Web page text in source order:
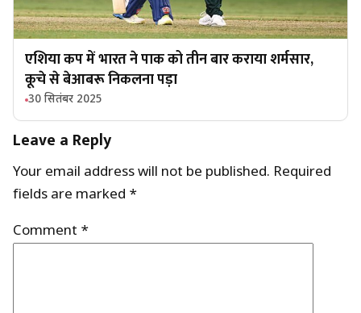
एशिया कप में भारत ने पाक को तीन बार कराया शर्मसार,
कूचे से बेआबरू निकलना पड़ा
30 सितंबर 2025
Leave a Reply
Your email address will not be published. Required
fields are marked *
Comment *